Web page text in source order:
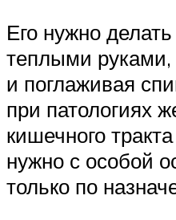
Его нужно делать
теплыми руками,
и поглаживая
при патологиях
кишечного
нужно с особой
только по